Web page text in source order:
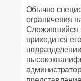
Обычно
ограничения
Сложившийся
приходится